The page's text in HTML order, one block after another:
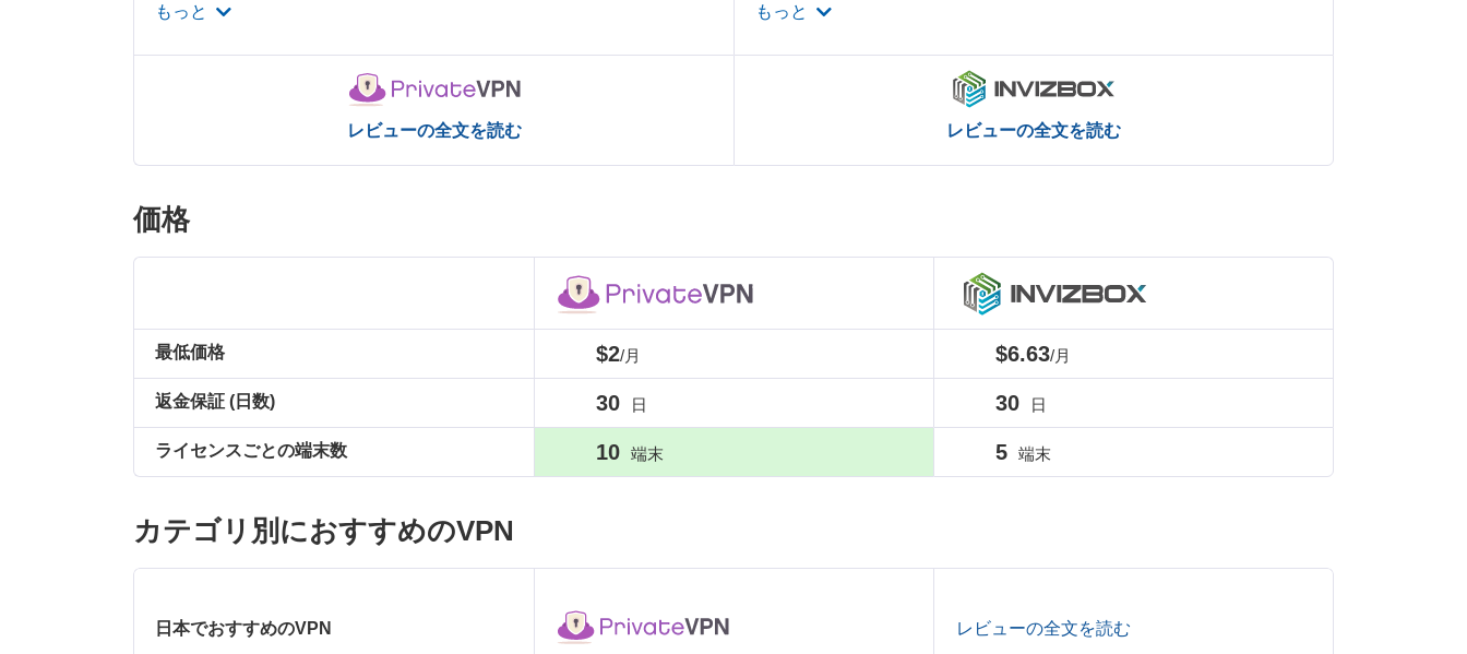
もっと
レビューの全文を読む
もっと
レビューの全文を読む
価格
最低価格
返金保証 (日数)
ライセンスごとの端末数
$2/月
30 日
10 端末
$6.63/月
30 日
5 端末
カテゴリ別におすすめのVPN
日本でおすすめのVPN レビューの全文を読む